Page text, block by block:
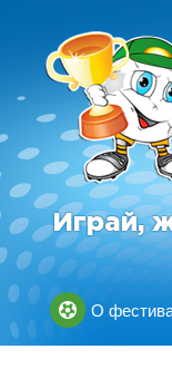
Играй,
О